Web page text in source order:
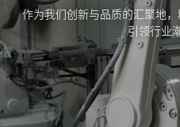
作为我们创新与品质的汇聚地
引领行业